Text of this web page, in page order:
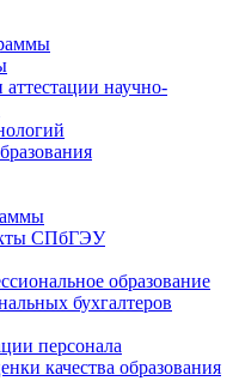
научно-
СПбГЭУ
образование
бухгалтеров
персонала
качества образования